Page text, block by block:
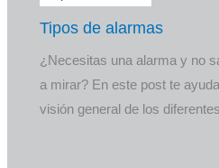
Tipos de alarmas
¿Necesitas una alarma y no
a mirar? En este post te
visión general de los